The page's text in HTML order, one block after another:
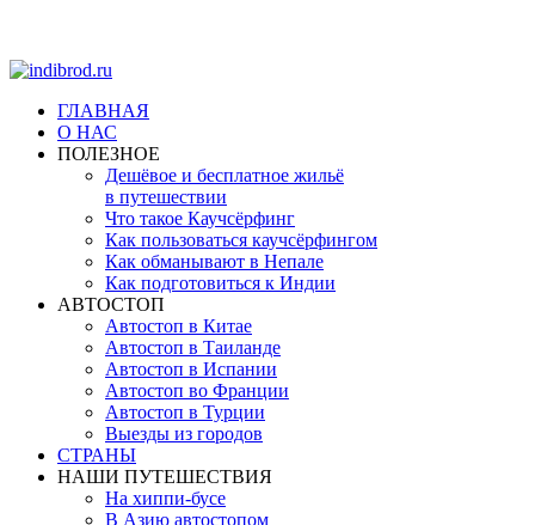
ГЛАВНАЯ
О НАС
ПОЛЕЗНОЕ
Дешёвое и бесплатное жильё
в путешествии
Что такое Каучсёрфинг
Как пользоваться каучсёрфингом
Как обманывают в Непале
Как подготовиться к Индии
АВТОСТОП
Автостоп в Китае
Автостоп в Таиланде
Автостоп в Испании
Автостоп во Франции
Автостоп в Турции
Выезды из городов
СТРАНЫ
НАШИ ПУТЕШЕСТВИЯ
На хиппи-бусе
В Азию автостопом